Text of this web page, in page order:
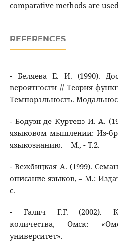
comparative methods are
REFERENCES
- Беляева Е. И. (1990).
вероятности // Теория
Темпоральность.
- Бодуэн де Куртенэ И. А.
языковом мышлении: Из-
языкознанию. – М., - Т.2.
- Вежбицкая А. (1999).
описание языков, – М.:
с.
- Галич Г.Г. (2002).
количества, Омск:
университет».